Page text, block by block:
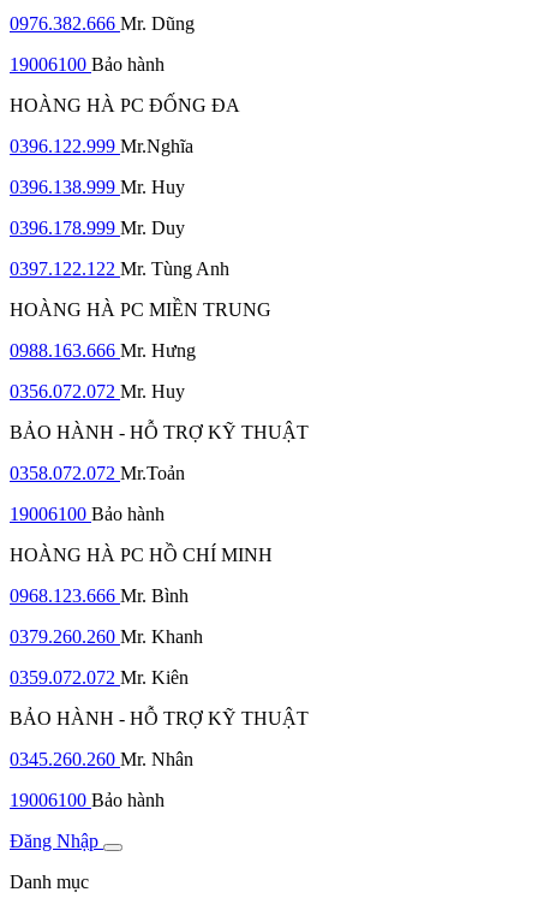
0976.382.666 Mr. Dũng
19006100 Bảo hành
HOÀNG HÀ PC ĐỐNG ĐA
0396.122.999 Mr.Nghĩa
0396.138.999 Mr. Huy
0396.178.999 Mr. Duy
0397.122.122 Mr. Tùng Anh
HOÀNG HÀ PC MIỀN TRUNG
0988.163.666 Mr. Hưng
0356.072.072 Mr. Huy
BẢO HÀNH - HỖ TRỢ KỸ THUẬT
0358.072.072 Mr.Toản
19006100 Bảo hành
HOÀNG HÀ PC HỒ CHÍ MINH
0968.123.666 Mr. Bình
0379.260.260 Mr. Khanh
0359.072.072 Mr. Kiên
BẢO HÀNH - HỖ TRỢ KỸ THUẬT
0345.260.260 Mr. Nhân
19006100 Bảo hành
Đăng Nhập
Danh mục